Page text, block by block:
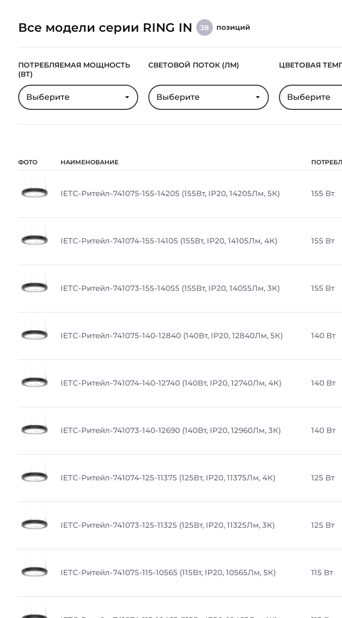
Все модели серии RING IN 38 позиций
ПОТРЕБЛЯЕМАЯ МОЩНОСТЬ
(ВТ)
Выберите
СВЕТОВОЙ ПОТОК (ЛМ)
Выберите
ЦВЕТОВАЯ
Выберите
ФОТО НАИМЕНОВАНИЕ
IETC-Ритейл-741075-155-14205 (155Вт, IP20, 14205Лм, 5К) 155 Вт
IETC-Ритейл-741074-155-14105 (155Вт, IP20, 14105Лм, 4К) 155 Вт
IETC-Ритейл-741073-155-14055 (155Вт, IP20, 14055Лм, 3К) 155 Вт
IETC-Ритейл-741075-140-12840 (140Вт, IP20, 12840Лм, 5К) 140 Вт
IETC-Ритейл-741074-140-12740 (140Вт, IP20, 12740Лм, 4К) 140 Вт
IETC-Ритейл-741073-140-12690 (140Вт, IP20, 12960Лм, 3К) 140 Вт
IETC-Ритейл-741074-125-11375 (125Вт, IP20, 11375Лм, 4К) 125 Вт
IETC-Ритейл-741073-125-11325 (125Вт, IP20, 11325Лм, 3К) 125 Вт
IETC-Ритейл-741075-115-10565 (115Вт, IP20, 10565Лм, 5К) 115 Вт